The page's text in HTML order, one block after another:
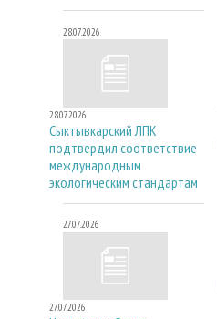
28.07.2026
28.07.2026
Сыктывкарский ЛПК
подтвердил соответствие
международным
экологическим стандартам
27.07.2026
27.07.2026